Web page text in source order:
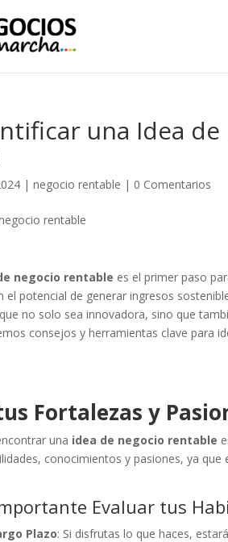
una Idea
|negocio rentable | 0 Comentarios
negocio rentable es el primer paso
el potencial de generar ingresos
no solo sea innovadora, sino que
consejos y herramientas clave para
Fortalezas y
una idea de negocio rentable
conocimientos y pasiones, ya
Evaluar tus
Plazo: Si disfrutas lo que haces,